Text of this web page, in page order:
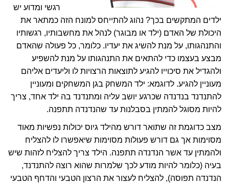
רגשי ומדוע יש
ילדים המתקשים בכך? נהוג להתייחס למונח הזה כמתאר את
היכולת של האדם (ילד או מבוגר) לנהל את מחשבותיו, רגשותיו
והתנהגותו, על מנת להשיג את יעדיו. כלומר, כל פעולה שהאדם
מבצע בעצמו כדי להתאים את התנהגותו על מנת להשפיע
ולהגדיל את סיכוייו להגיע לתוצאות הרצויות לו וליעדים אליהם
מעוניין להגיע. לדוגמא: ילד המשחק בגן המשחקים ומעוניין
להתנדנד בנדנדה שכרגע יושב עליה ומתנדנד בה ילד אחד, צריך
להיות מסוגל להמתין בסבלנות עד שהנדנדה תתפנה.
מצב כדוגמת זה שתואר דורש מהילד גיוס יכולות נפשיות מאוד
מסוימות אך גם דורש פעולות מסוימות שיאפשרו לו להצליח
ולהמתין עד אשר הנדנדה תתפנה. הילד צריך להצליח לזהות שיש
בעיה (כלומר להיות מודע לכך שלמרות שהוא רוצה להתנדנד,
הנדנדה תפוסה), להצליח לעצור את הרצון הטבעי והדחף הטבעי